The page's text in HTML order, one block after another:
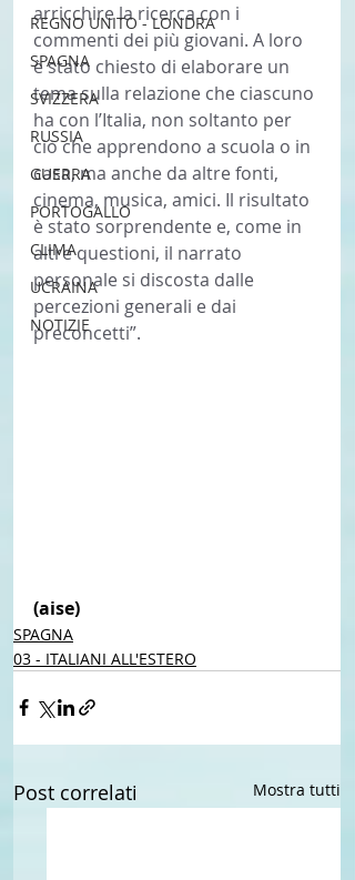
REGNO UNITO - LONDRA
SPAGNA
SVIZZERA
RUSSIA
GUERRA
PORTOGALLO
CLIMA
UCRAINA
NOTIZIE
arricchire la ricerca con i
commenti dei più giovani. A loro
è stato chiesto di elaborare un
tema sulla relazione che ciascuno
ha con l’Italia, non soltanto per
ciò che apprendono a scuola o in
casa, ma anche da altre fonti,
cinema, musica, amici. Il risultato
è stato sorprendente e, come in
altre questioni, il narrato
personale si discosta dalle
percezioni generali e dai
preconcetti”.
(aise)
SPAGNA
03 - ITALIANI ALL'ESTERO
Post correlati Mostra tutti